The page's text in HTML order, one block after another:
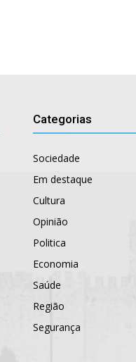
Categorias
Sociedade
Em destaque
Cultura
Opinião
Politica
Economia
Saúde
Região
Segurança